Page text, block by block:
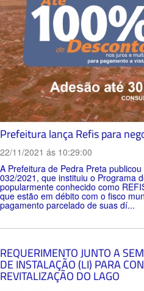
Prefeitura lança Refis para
22/11/2021 ás 10:29:00
A Prefeitura de Pedra Preta
032/2021, que instituiu o Programa
popularmente conhecido como
que estão em débito com o fisco
pagamento parcelado de suas dí...
REQUERIMENTO JUNTO A
DE INSTALAÇÃO (LI) PARA
REVITALIZAÇÃO DO LAGO